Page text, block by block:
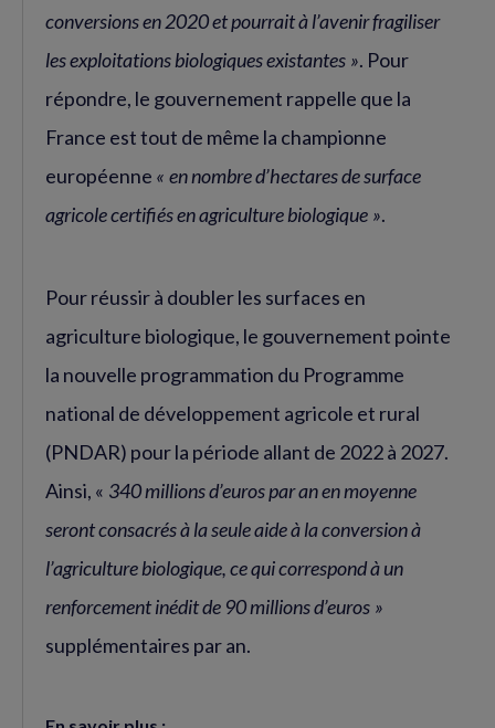
conversions en 2020 et pourrait à l’avenir fragiliser
les exploitations biologiques existantes ». Pour
répondre, le gouvernement rappelle que la
France est tout de même la championne
européenne « en nombre d’hectares de surface
agricole certifiés en agriculture biologique ».
Pour réussir à doubler les surfaces en
agriculture biologique, le gouvernement pointe
la nouvelle programmation du Programme
national de développement agricole et rural
(PNDAR) pour la période allant de 2022 à 2027.
Ainsi, « 340 millions d’euros par an en moyenne
seront consacrés à la seule aide à la conversion à
l’agriculture biologique, ce qui correspond à un
renforcement inédit de 90 millions d’euros »
supplémentaires par an.